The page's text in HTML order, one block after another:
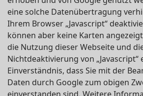
eine solche Datenübertragung
Ihrem Browser „Javascript“
können aber keine Karten
die Nutzung dieser Webseite und
Nichtdeaktivierung von „Javascript“
Einverständnis, dass Sie mit der
Daten durch Google zum obigen